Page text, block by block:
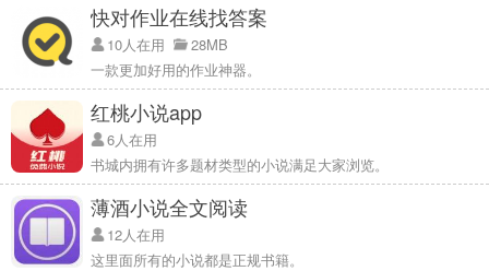
快对作业在线找答案
10人在用
28MB
一款更加好用的作业神器。
红桃小说app
6人在用
书城内拥有许多题材类型的小说满足大家浏览。
薄酒小说全文阅读
12人在用
这里面所有的小说都是正规书籍。